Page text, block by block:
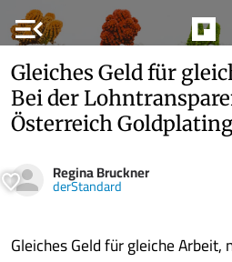
menu_open
Gleiches Geld für
Bei der
Österreich
Regina Bruckner
derStandard
Gleiches Geld für gleiche Arbeit,